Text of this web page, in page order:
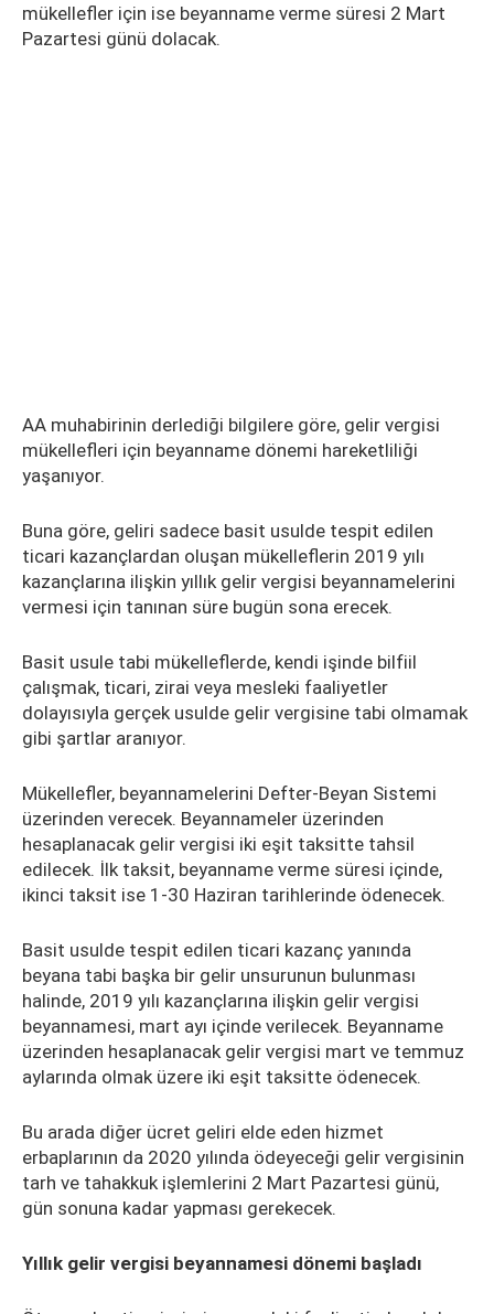
mükellefler için ise beyanname verme süresi 2 Mart
Pazartesi günü dolacak.
AA muhabirinin derlediği bilgilere göre, gelir vergisi
mükellefleri için beyanname dönemi hareketliliği
yaşanıyor.
Buna göre, geliri sadece basit usulde tespit edilen
ticari kazançlardan oluşan mükelleflerin 2019 yılı
kazançlarına ilişkin yıllık gelir vergisi beyannamelerini
vermesi için tanınan süre bugün sona erecek.
Basit usule tabi mükelleflerde, kendi işinde bilfiil
çalışmak, ticari, zirai veya mesleki faaliyetler
dolayısıyla gerçek usulde gelir vergisine tabi olmamak
gibi şartlar aranıyor.
Mükellefler, beyannamelerini Defter-Beyan Sistemi
üzerinden verecek. Beyannameler üzerinden
hesaplanacak gelir vergisi iki eşit taksitte tahsil
edilecek. İlk taksit, beyanname verme süresi içinde,
ikinci taksit ise 1-30 Haziran tarihlerinde ödenecek.
Basit usulde tespit edilen ticari kazanç yanında
beyana tabi başka bir gelir unsurunun bulunması
halinde, 2019 yılı kazançlarına ilişkin gelir vergisi
beyannamesi, mart ayı içinde verilecek. Beyanname
üzerinden hesaplanacak gelir vergisi mart ve temmuz
aylarında olmak üzere iki eşit taksitte ödenecek.
Bu arada diğer ücret geliri elde eden hizmet
erbaplarının da 2020 yılında ödeyeceği gelir vergisinin
tarh ve tahakkuk işlemlerini 2 Mart Pazartesi günü,
gün sonuna kadar yapması gerekecek.
Yıllık gelir vergisi beyannamesi dönemi başladı